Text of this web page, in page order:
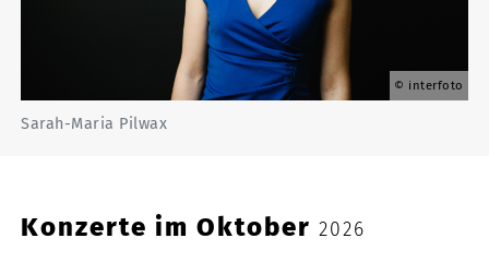
interfoto
Sarah-Maria Pilwax
Konzerte im Oktober2026